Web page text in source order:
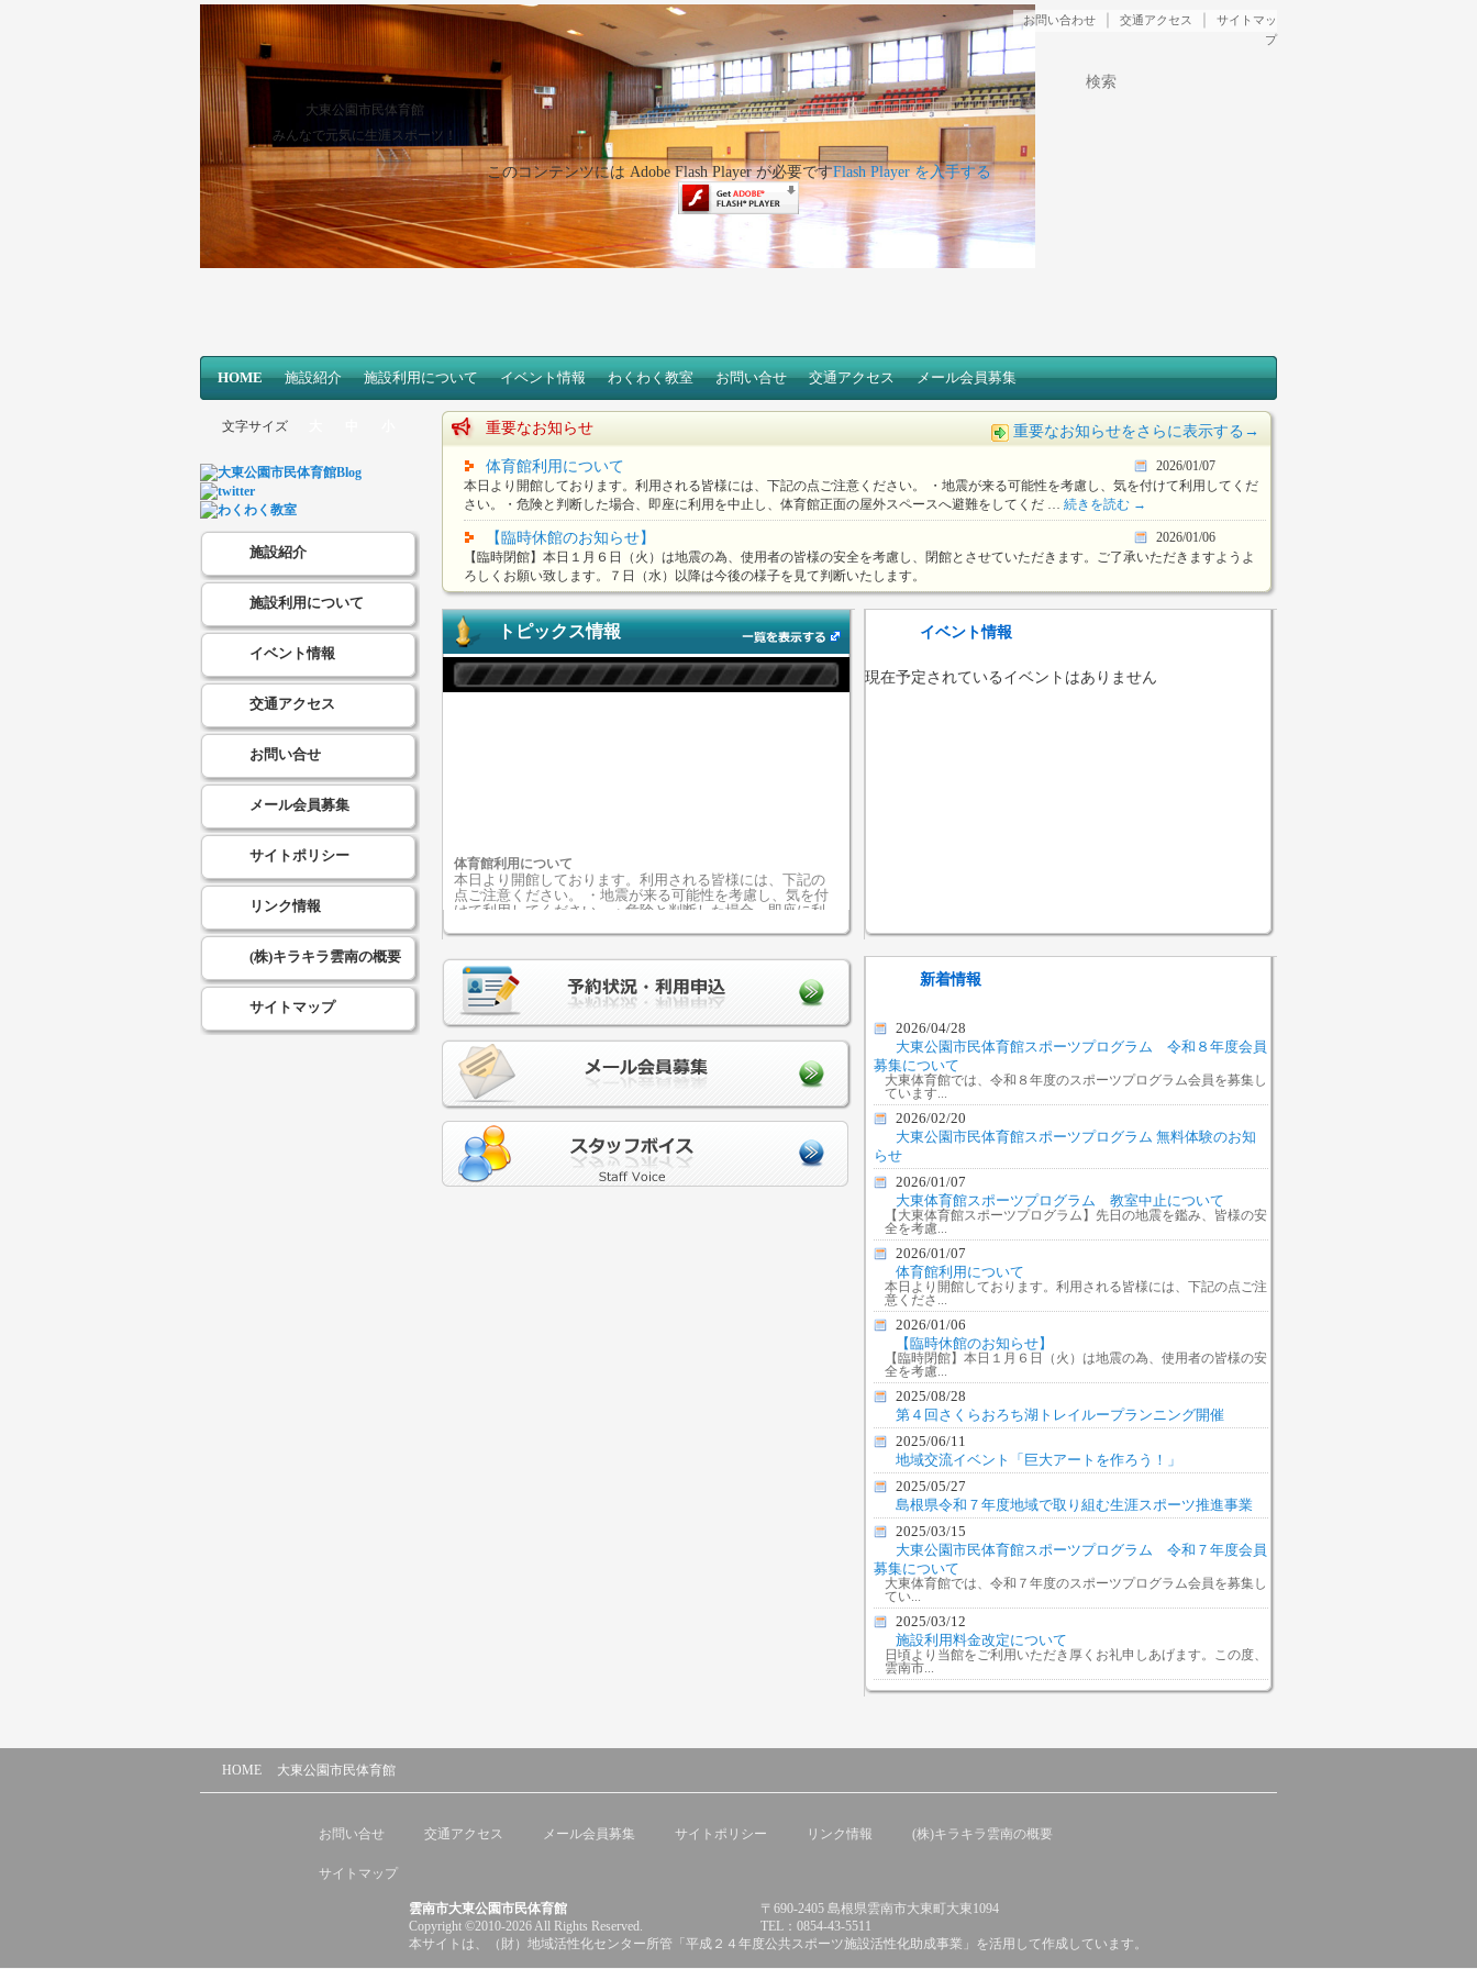
大東公園市民体育館
みんなで元気に生涯スポーツ！
お問い合わせ 交通アクセス
サイトマッ
プ
このコンテンツには Adobe Flash Player が必要ですFlash Player を入手する
メインメニュー
メインコンテンツへ移動
サブコンテンツへ移動
HOME 施設紹介 施設利用について イベント情報 わくわく教室 お問い合せ 交通アクセス メール会員募集
重要なお知らせ 重要なお知らせをさらに表示する→
体育館利用について
2026/01/07
本日より開館しております。利用される皆様には、下記の点ご注意ください。 ・地震が来る可能性を考慮し、気を付けて利用してくだ
さい。・危険と判断した場合、即座に利用を中止し、体育館正面の屋外スペースへ避難をしてくだ … 続きを読む →
【臨時休館のお知らせ】
2026/01/06
【臨時閉館】本日１月６日（火）は地震の為、使用者の皆様の安全を考慮し、閉館とさせていただきます。ご了承いただきますようよ
ろしくお願い致します。７日（水）以降は今後の様子を見て判断いたします。
トピックス情報
体育館利用について
本日より開館しております。利用される皆様には、下記の
点ご注意ください。 ・地震が来る可能性を考慮し、気を付
けて利用してください。・危険と判断した場合、即座に利
さい。・避難する際、団体ごとに人数の把握等を行ってく
ださい。…[more]
イベント情報
現在予定されているイベントはありません
新着情報
2026/04/28
大東公園市民体育館スポーツプログラム 令和８年度会員
募集について
大東体育館では、令和８年度のスポーツプログラム会員を募集し
ています...
2026/02/20
大東公園市民体育館スポーツプログラム 無料体験のお知
らせ
2026/01/07
大東体育館スポーツプログラム 教室中止について
【大東体育館スポーツプログラム】先日の地震を鑑み、皆様の安
全を考慮...
2026/01/07
体育館利用について
本日より開館しております。利用される皆様には、下記の点ご注
意くださ...
2026/01/06
【臨時休館のお知らせ】
【臨時閉館】本日１月６日（火）は地震の為、使用者の皆様の安
全を考慮...
2025/08/28
第４回さくらおろち湖トレイループランニング開催
2025/06/11
地域交流イベント「巨大アートを作ろう！」
2025/05/27
島根県令和７年度地域で取り組む生涯スポーツ推進事業
2025/03/15
大東公園市民体育館スポーツプログラム 令和７年度会員
募集について
大東体育館では、令和７年度のスポーツプログラム会員を募集し
てい...
2025/03/12
施設利用料金改定について
日頃より当館をご利用いただき厚くお礼申しあげます。この度、
雲南市...
文字サイズ
施設紹介
施設利用について
イベント情報
交通アクセス
お問い合せ
メール会員募集
サイトポリシー
リンク情報
(株)キラキラ雲南の概要
サイトマップ
HOME 大東公園市民体育館
お問い合せ 交通アクセス メール会員募集 サイトポリシー リンク情報 (株)キラキラ雲南の概要
サイトマップ
雲南市大東公園市民体育館
Copyright ©2010-2026 All Rights Reserved.
〒690-2405 島根県雲南市大東町大東1094
TEL：0854-43-5511
本サイトは、（財）地域活性化センター所管「平成２４年度公共スポーツ施設活性化助成事業」を活用して作成しています。